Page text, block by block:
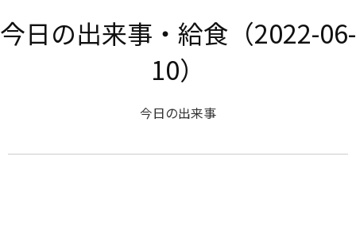
今日の出来事・給食（2022-06-
10）
今日の出来事